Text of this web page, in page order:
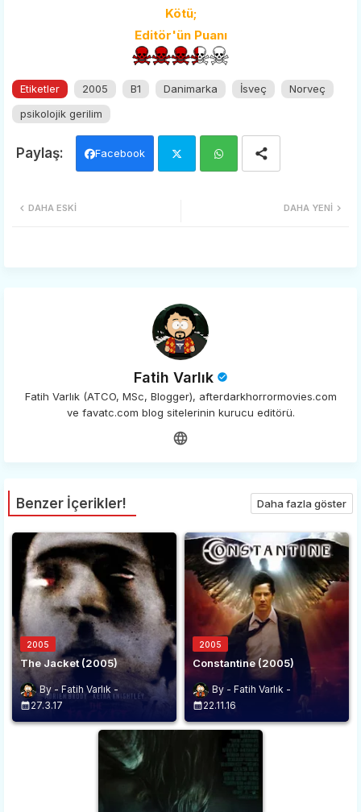
Kötü;
Editör'ün Puanı
Etiketler 2005 B1 Danimarka İsveç
Norveç
psikolojik gerilim
Facebook
DAHA YENI
DAHA ESKI
Fatih Varlık
Fatih Varlık (ATCO, MSc, Blogger), afterdarkhorrormovies.com
ve favatc.com blog sitelerinin kurucu editörü.
Benzer İçerikler! Daha fazla göster
2005
The Jacket (2005)
Fatih Varlık
27.3.17
2005
Constantine (2005)
Fatih Varlık
22.11.16